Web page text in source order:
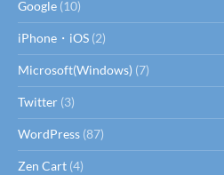
Google (10)
iPhone・iOS (2)
Microsoft(Windows) (7)
Twitter (3)
WordPress (87)
Zen Cart (4)